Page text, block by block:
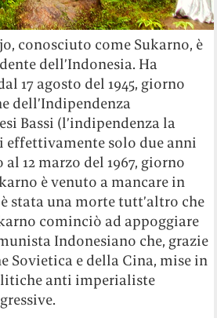
conosciuto come Sukarno, è
dell’Indonesia. Ha
17 agosto del 1945, giorno
dell’Indipendenza
Bassi (l’indipendenza la
effettivamente solo due anni
al 12 marzo del 1967, giorno
è venuto a mancare in
stata una morte tutt’altro che
cominciò ad appoggiare
Indonesiano che, grazie
Sovietica e della Cina, mise in
anti imperialiste